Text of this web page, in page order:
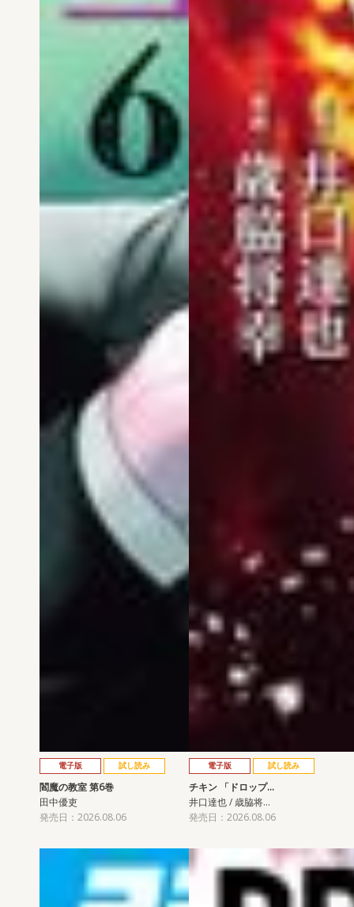
電子版 試し読み
閻魔の教室 第6巻
田中優吏
発売日：2026.08.06
電子版 試し読み
チキン 「ドロップ…
井口達也 / 歳脇将…
発売日：2026.08.06